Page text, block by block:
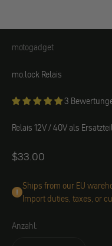
motogadget
motogadget
mo.lock Relais
3
Relais 12V / 40V als
Angebot
$33.00
Ships from our EU
Import duties, taxes, or
Anzahl: